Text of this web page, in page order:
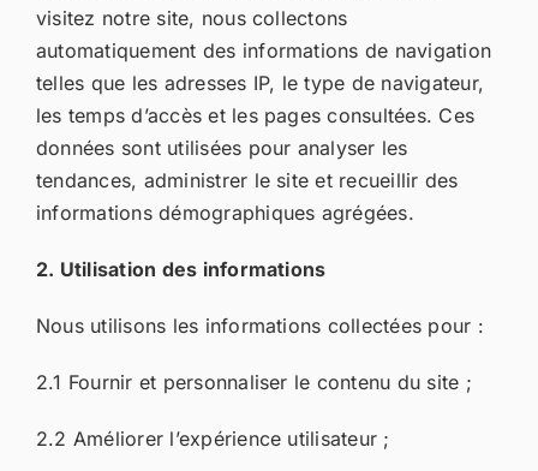
visitez notre site, nous collectons
automatiquement des informations de navigation
telles que les adresses IP, le type de navigateur,
les temps d’accès et les pages consultées. Ces
données sont utilisées pour analyser les
tendances, administrer le site et recueillir des
informations démographiques agrégées.
2. Utilisation des informations
Nous utilisons les informations collectées pour :
2.1 Fournir et personnaliser le contenu du site ;
2.2 Améliorer l’expérience utilisateur ;